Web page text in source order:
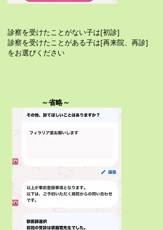
診察を受けたことがない子は[初診]
診察を受けたことがある子は[再来院、再診]
をお選びください
​～省略～